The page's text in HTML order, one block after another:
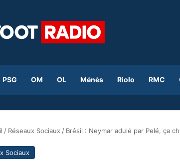
PSG OM OL Ménès Riolo RMC
/ Réseaux Sociaux / Brésil : Neymar adulé par Pelé, ça
Sociaux